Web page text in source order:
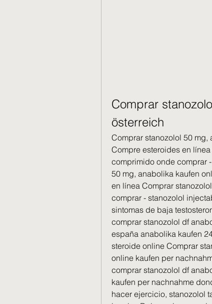
Comprar
österreich
Comprar stanozolol 50
Compre esteroides en
comprimido onde comprar
50 mg, anabolika kaufen
en línea Comprar
comprar - stanozolol
sintomas de baja
comprar stanozolol df
españa anabolika kaufen
steroide online Comprar
online kaufen per
comprar stanozolol df
kaufen per nachnahme
hacer ejercicio, stanozolol